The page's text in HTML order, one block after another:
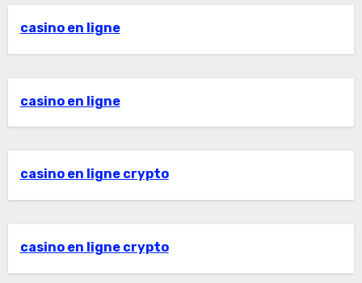
casino en ligne
casino en ligne
casino en ligne crypto
casino en ligne crypto